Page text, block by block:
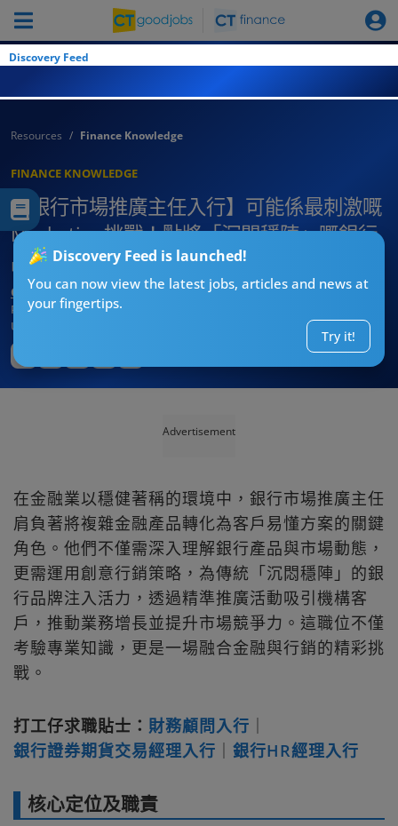
Discovery Feed
Discovery Feed is launched!
You can now view the latest jobs, articles and news at
your fingertips.
Try it!
Resources Finance Knowledge
FINANCE KNOWLEDGE
【銀行市場推廣主任入行】可能係最刺激嘅
Marketing挑戰！點將「沉悶穩陣」嘅銀行
品牌包裝得體？
CT求職戰略師
Published:2026-08-04 09:07
Updated:
Advertisement
在金融業以穩健著稱的環境中，銀行市場推廣主任
肩負著將複雜金融產品轉化為客戶易懂方案的關鍵
角色。他們不僅需深入理解銀行產品與市場動態，
更需運用創意行銷策略，為傳統「沉悶穩陣」的銀
行品牌注入活力，透過精準推廣活動吸引機構客
戶，推動業務增長並提升市場競爭力。這職位不僅
考驗專業知識，更是一場融合金融與行銷的精彩挑
戰。
打工仔求職貼士： 財務顧問入行
銀行證券期貨交易經理入行
銀行HR經理入行
核心定位及職責